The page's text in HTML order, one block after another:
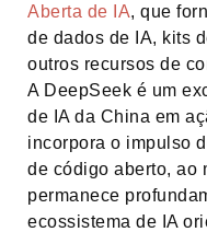
Aberta de IA, que
de dados de IA, kits
outros recursos de
A DeepSeek é um
de IA da China em
incorpora o impulso
de código aberto, ao
permanece
ecossistema de IA